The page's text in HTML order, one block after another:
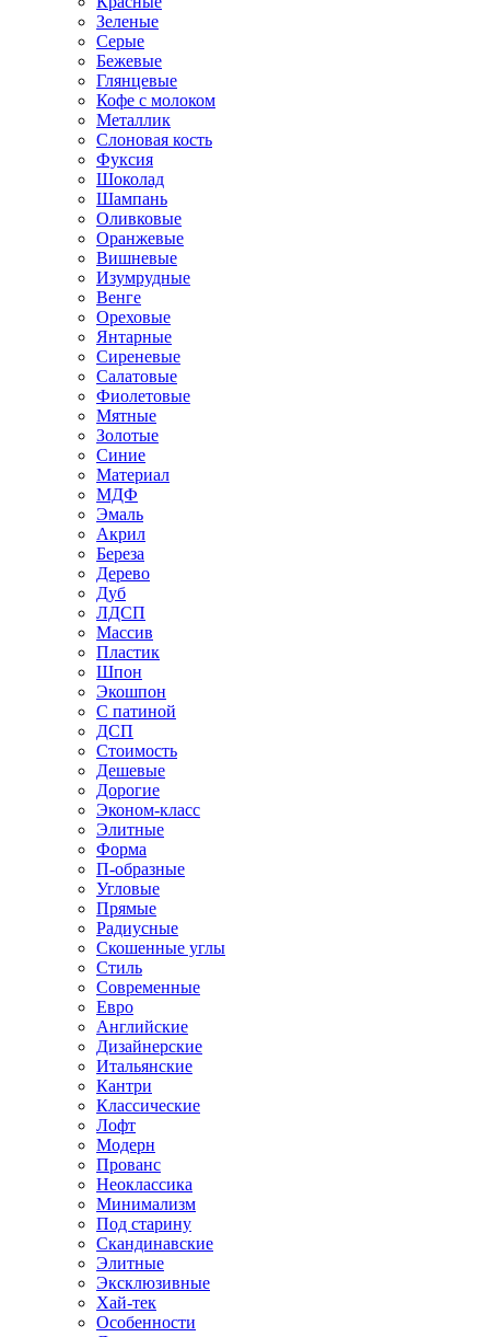
Зеленые
Серые
Бежевые
Глянцевые
Кофе с молоком
Металлик
Слоновая кость
Фуксия
Шоколад
Шампань
Оливковые
Оранжевые
Вишневые
Изумрудные
Венге
Ореховые
Янтарные
Сиреневые
Салатовые
Фиолетовые
Мятные
Золотые
Синие
Материал
МДФ
Эмаль
Акрил
Береза
Дерево
Дуб
ЛДСП
Массив
Пластик
Шпон
Экошпон
С патиной
ДСП
Стоимость
Дешевые
Дорогие
Эконом-класс
Элитные
Форма
П-образные
Угловые
Прямые
Радиусные
Скошенные углы
Стиль
Современные
Евро
Английские
Дизайнерские
Итальянские
Кантри
Классические
Лофт
Модерн
Прованс
Неоклассика
Минимализм
Под старину
Скандинавские
Элитные
Эксклюзивные
Хай-тек
Особенности